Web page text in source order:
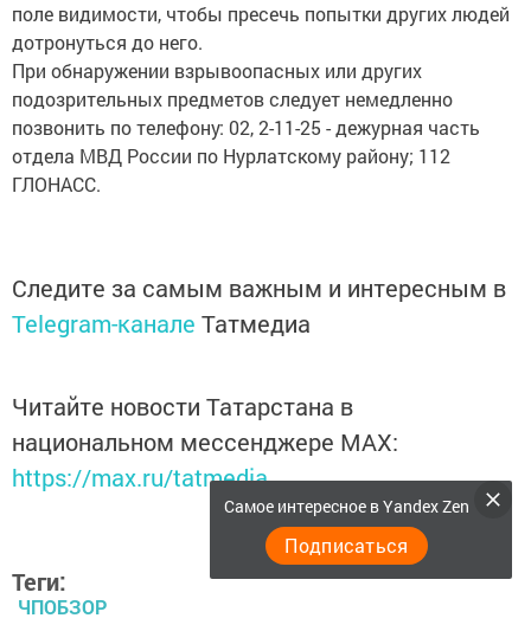
поле видимости, чтобы пресечь попытки других людей
дотронуться до него.
При обнаружении взрывоопасных или других
подозрительных предметов следует немедленно
позвонить по телефону: 02, 2-11-25 - дежурная часть
отдела МВД России по Нурлатскому району; 112
ГЛОНАСС.
Следите за самым важным и интересным в
Telegram-канале Татмедиа
Читайте новости Татарстана в
национальном мессенджере MАХ:
https://max.ru/tatmedia
Теги:
ЧПОБЗОР
Самое интересное в Yandex Zen
Подписаться